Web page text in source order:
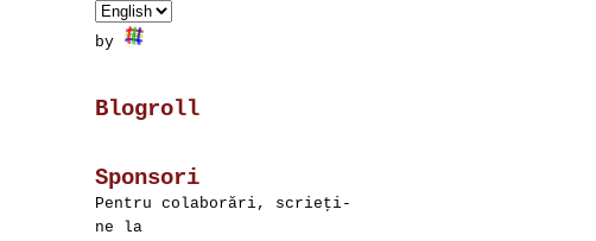
by
Blogroll
Sponsori
Pentru colaborări, scrieţi-
ne la